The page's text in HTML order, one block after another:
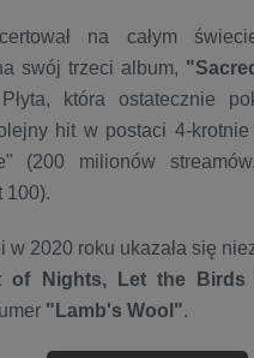
na całym
swój trzeci album,
która ostatecznie
hit w postaci 4-
(200 milionów
100).
w 2020 roku ukazała się
of Nights, Let the Birds
"Lamb's Wool".